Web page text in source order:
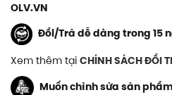
OLV.VN
Đổi/Trả dễ dàng trong 15
Xem thêm tại CHÍNH SÁCH ĐỔI
Muốn chỉnh sửa sản